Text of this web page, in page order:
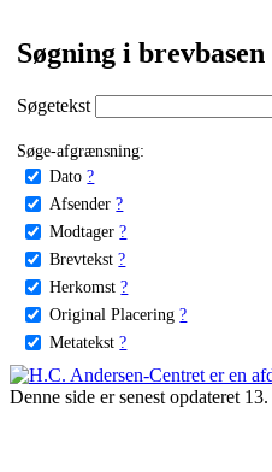
Søgning i brevbasen
Søgetekst
Søge-afgrænsning:
Dato ?
Afsender ?
Modtager ?
Brevtekst ?
Herkomst ?
Original Placering ?
Metatekst ?
Denne side er senest opdateret